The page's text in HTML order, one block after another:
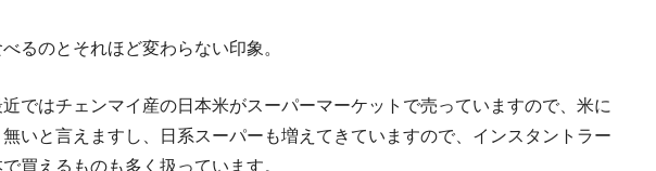
【体験談】サラリーマンを辞めタイ移住
現地採用社員に聞いた！タイで
ウッカリでは危ない！タイの文化と習慣・暗
るのとそれほど変わらない印象。
ではチェンマイ産の日本米がスーパーマーケットで売っていますので、米に
いと言えますし、日系スーパーも増えてきていますので、インスタントラー
買えるものも多く扱っています。